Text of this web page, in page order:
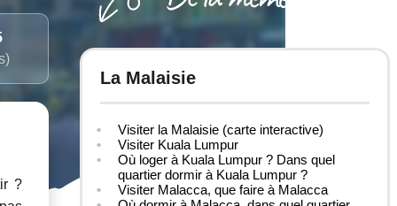
?
La Malaisie
Visiter la Malaisie (carte interactive)
Visiter Kuala Lumpur
Où loger à Kuala Lumpur ? Dans quel
quartier dormir à Kuala Lumpur ?
Visiter Malacca, que faire à Malacca